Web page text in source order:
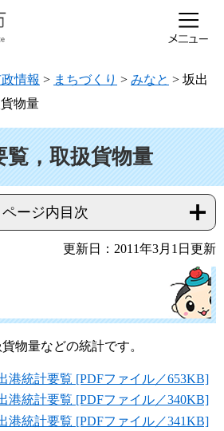
情報 > まちづくり > みなと > 坂出
物量
覧，取扱貨物量
ページ内目次
更新日：2011年3月1日更新
物量などの統計です。
港統計要覧 [PDFファイル／653KB]
港統計要覧 [PDFファイル／340KB]
港統計要覧 [PDFファイル／341KB]